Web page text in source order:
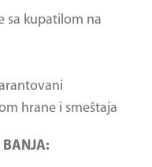
sa kupatilom na
hrane i smeštaja
BANJA: